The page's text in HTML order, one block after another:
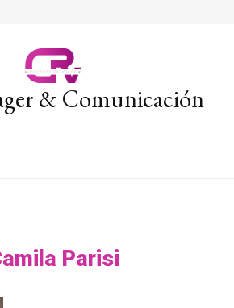
& Comunicación
Parisi